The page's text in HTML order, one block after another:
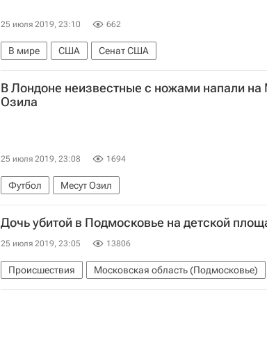
25 июля 2019, 23:10 662
В мире США Сенат США
В Лондоне неизвестные с ножами напали на
Озила
25 июля 2019, 23:08 1694
Футбол Месут Озил
Дочь убитой в Подмосковье на детской
25 июля 2019, 23:05 13806
Происшествия Московская область (Подмосковье)